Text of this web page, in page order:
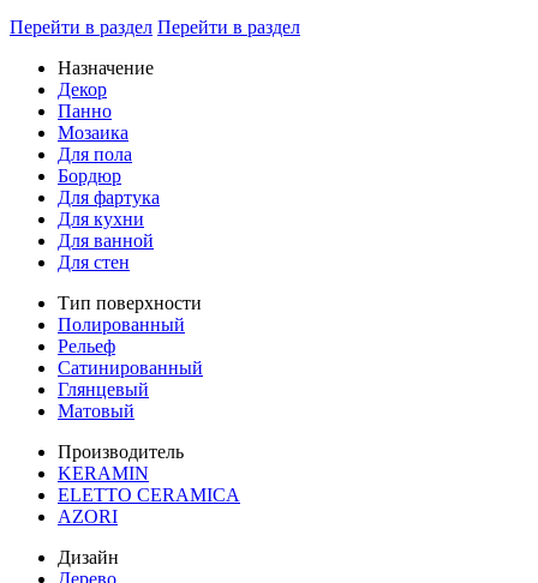
Перейти в раздел Перейти в раздел
Назначение
Декор
Панно
Мозаика
Для пола
Бордюр
Для фартука
Для кухни
Для ванной
Для стен
Тип поверхности
Полированный
Рельеф
Сатинированный
Глянцевый
Матовый
Производитель
KERAMIN
ELETTO CERAMICA
AZORI
Дизайн
Дерево